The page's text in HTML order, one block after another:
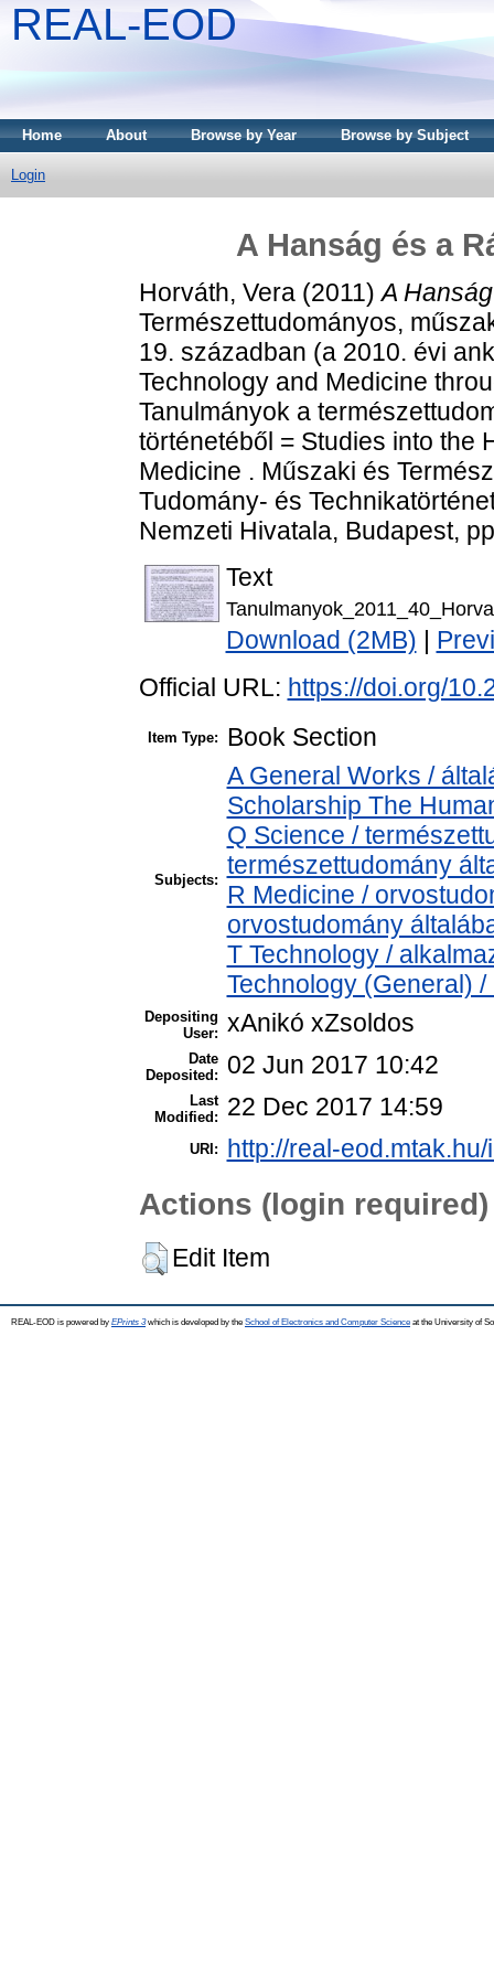
REAL-EOD
Home About Browse by Year Browse by Subject
Login
A Hanság és a
Horváth, Vera(2011)A
Természettudományos,
19. században (a 2010. évi
Technology and Medicine
Tanulmányok a
történetéből = Studies into the
Medicine . Műszaki és
Tudomány- és
Nemzeti Hivatala, Budapest,
Text
Download (2MB)
Official URL: https://doi.org/
Item Type: Book Section
Subjects:
A General Works /
Scholarship The
Q Science /
természettudomány
R Medicine /
orvostudomány
T Technology /
Technology (General)
Depositing
User: xAnikó xZsoldos
Date
Deposited:
02 Jun 2017 10:42
Last
Modified:
22 Dec 2017 14:59
URI: http://real-
Actions (login required)
Edit Item
REAL-EOD is powered by EPrints 3which is developed by the School of Electronics and Computer Science at the University of